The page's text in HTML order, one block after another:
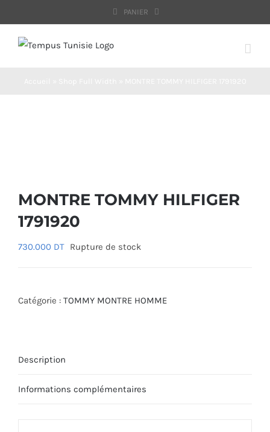
au
contenu
PANIER
MONTRE TOMMY HILFIGER
1791920
730.000 DT Rupture de stock
Catégorie : TOMMY MONTRE HOMME
Description
Informations complémentaires